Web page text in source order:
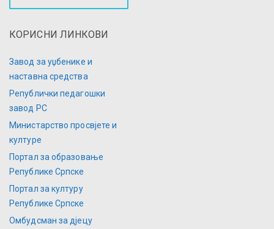
КОРИСНИ ЛИНКОВИ
Завод за уџбенике и
наставна средства
Републички педагошки
завод РС
Министарство просвјете и
културе
Портал за образовање
Републике Српске
Портал за културу
Републике Српске
Омбудсман за дјецу